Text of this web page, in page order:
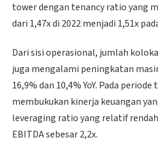
tower dengan tenancy ratio yang
dari 1,47x di 2022 menjadi 1,51x
Dari sisi operasional, jumlah
juga mengalami peningkatan
16,9% dan 10,4% YoY. Pada
membukukan kinerja keuangan
leveraging ratio yang relatif
EBITDA sebesar 2,2x.